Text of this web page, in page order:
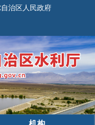
治区人民政府